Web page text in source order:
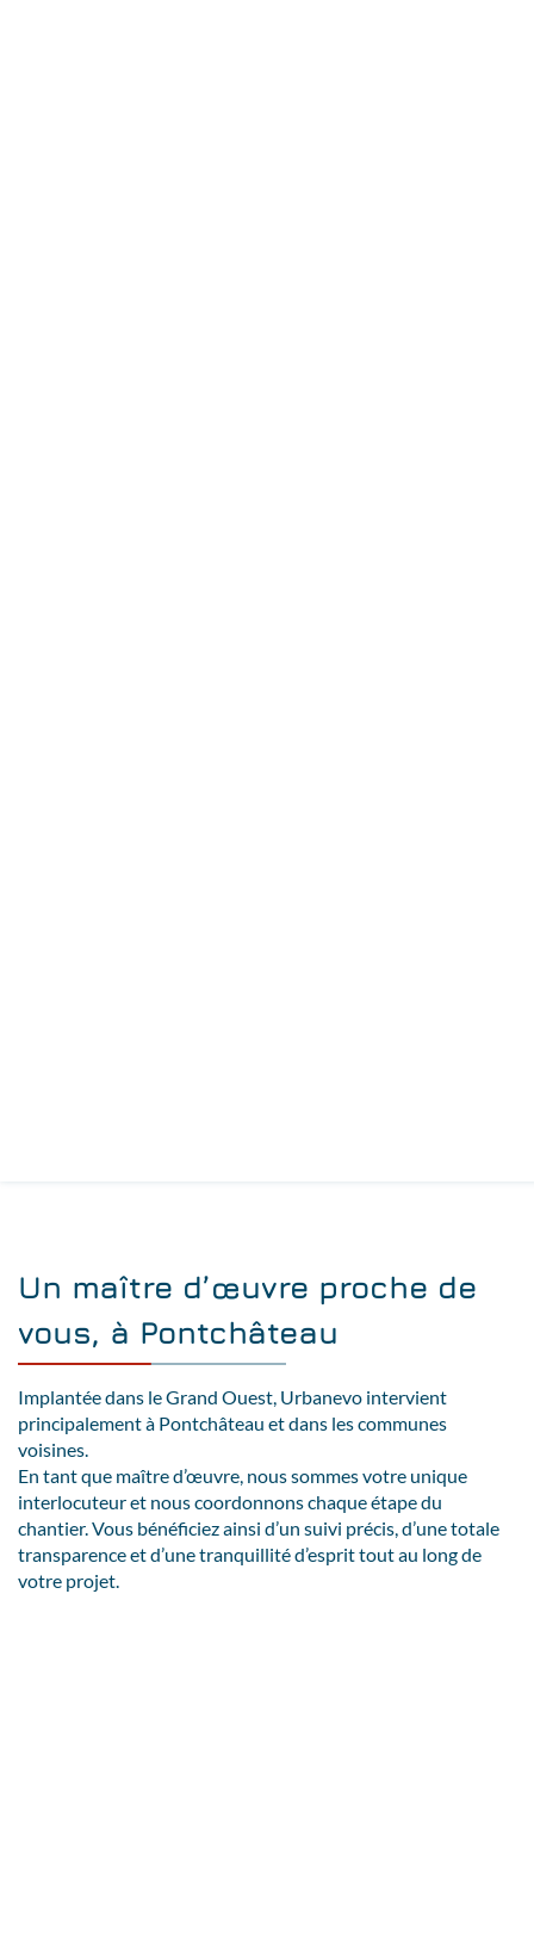
Un maître d’œuvre proche de
vous, à Pontchâteau
Implantée dans le Grand Ouest, Urbanevo intervient
principalement à Pontchâteau et dans les communes
voisines.
En tant que maître d’œuvre, nous sommes votre unique
interlocuteur et nous coordonnons chaque étape du
chantier. Vous bénéficiez ainsi d’un suivi précis, d’une totale
transparence et d’une tranquillité d’esprit tout au long de
votre projet.